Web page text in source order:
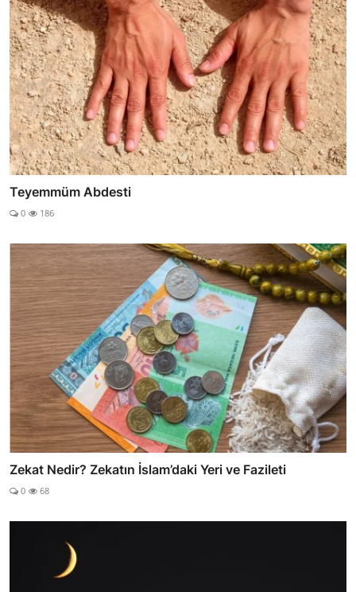
Teyemmüm Abdesti
0 186
Zekat Nedir? Zekatın İslam’daki Yeri ve Fazileti
0 68